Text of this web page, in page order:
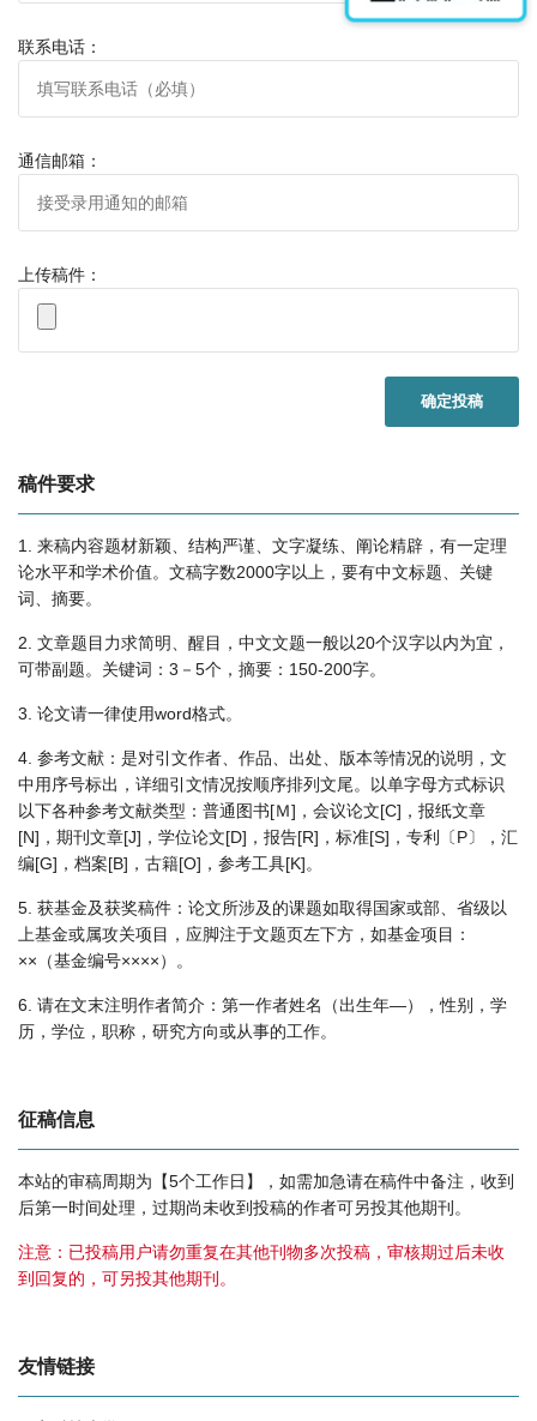
联系电话：
通信邮箱：
上传稿件：
确定投稿
稿件要求
1. 来稿内容题材新颖、结构严谨、文字凝练、阐论精辟，有一定理
论水平和学术价值。文稿字数2000字以上，要有中文标题、关键
词、摘要。
2. 文章题目力求简明、醒目，中文文题一般以20个汉字以内为宜，
可带副题。关键词：3－5个，摘要：150-200字。
3. 论文请一律使用word格式。
4. 参考文献：是对引文作者、作品、出处、版本等情况的说明，文
中用序号标出，详细引文情况按顺序排列文尾。以单字母方式标识
以下各种参考文献类型：普通图书[Ｍ]，会议论文[C]，报纸文章
[N]，期刊文章[J]，学位论文[D]，报告[R]，标准[S]，专利〔P〕，汇
编[G]，档案[B]，古籍[O]，参考工具[K]。
5. 获基金及获奖稿件：论文所涉及的课题如取得国家或部、省级以
上基金或属攻关项目，应脚注于文题页左下方，如基金项目：
××（基金编号××××）。
6. 请在文末注明作者简介：第一作者姓名（出生年—），性别，学
历，学位，职称，研究方向或从事的工作。
征稿信息
本站的审稿周期为【5个工作日】，如需加急请在稿件中备注，收到
后第一时间处理，过期尚未收到投稿的作者可另投其他期刊。
注意：已投稿用户请勿重复在其他刊物多次投稿，审核期过后未收
到回复的，可另投其他期刊。
友情链接